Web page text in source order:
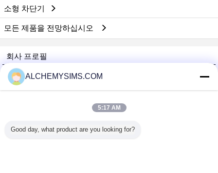
소형 차단기
모든 제품을 전망하십시오
회사 프로필
Shenzhen City Breaker Co., Ltd.
검증된 공급 업체
Verified Suplier
ALCHEMYSIMS.COM
5:17 AM
Good day, what product are you looking for?